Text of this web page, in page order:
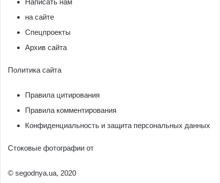
Написать нам
на сайте
Спецпроекты
Архив сайта
Политика сайта
Правила цитирования
Правила комментирования
Конфиденциальность и защита персональных данных
Стоковые фотографии от
© segodnya.ua, 2020